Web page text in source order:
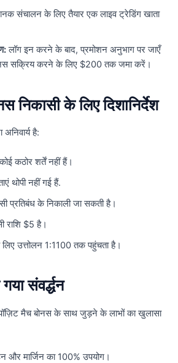
संचालन के लिए तैयार एक लाइव ट्रेडिंग खाता
लॉग इन करने के बाद, प्रमोशन अनुभाग पर जाएँ
सक्रिय करने के लिए $200 तक जमा करें।
निकासी के लिए दिशानिर्देश
है:
कठोर शर्तें नहीं हैं।
थोपी नहीं गई हैं.
प्रतिबंध के निकाली जा सकती है।
राशि $5 है।
लिए उत्तोलन 1:1100 तक पहुंचता है।
गया संवर्द्धन
मैच बोनस के साथ जुड़ने के लाभों का खुलासा
और मार्जिन का 100% उपयोग।